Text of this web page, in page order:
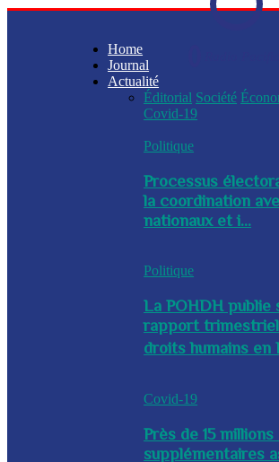
Home
Journal
Actualité
Éditorial Société
Covid-19
Politique
Processus
la coordination
nationaux et i...
Politique
La POHDH publie
rapport
droits humains en
Covid-19
Près de 15
supplémentaires